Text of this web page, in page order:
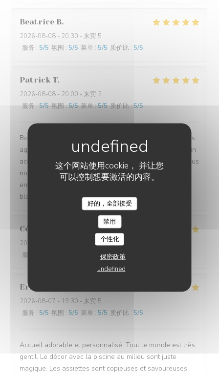
这个网站使用cookie， 并让您
可以控制想要激活的内容。
好的，全部接受
禁用
个性化
保密政策
undefined
Beatrice B
2026-08-08 - 20:30 - 来宾 5
服务 : 5/5 氛围 : 5/5 菜单 : 5/5 质价比 : 5/5
Patrick T
2026-08-08 - 20:00 - 来宾 2
服务:5/5 氛围:5/5 菜单:5/5 质价比:5/5
Bonjour, notre soirée dans votre établissement a été très
agréable. Nous y avons trouvé un accueil chaleureux, un
accompagnement de qualité et des plats savoureux. Nous
nous sommes laissé envoûter par l’ambiance du lieu
enveloppé par des lumières douces ponctuées par le
bleu de la piscine.
Céline
2026-08-08
- 19:30 - 来宾 6
服务
5/5 质价比
Eric
2026-08-07 - 19:30 - 来宾 5
服务 : 5/5 氛围 : 5/5 菜单 : 5/5 质价比 : 5/5
Accueil adorable et personnalisé. Tout le monde est très
gentil. Le décor avec la piscine au milieu sont juste
magique. Les assiettes sont copieuses et savoureuses .
LES JARDINS DE SIDI BOU SAÏD